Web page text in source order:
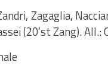
Zagaglia,
(20’st Zang). All.: